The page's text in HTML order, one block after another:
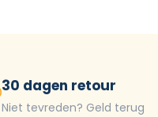
30 dagen retour
Niet tevreden? Geld terug